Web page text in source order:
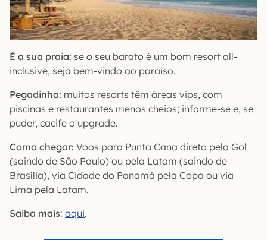
É a sua praia: se o seu barato é um bom resort all-
inclusive, seja bem-vindo ao paraíso.
Pegadinha: muitos resorts têm áreas vips, com
piscinas e restaurantes menos cheios; informe-se e, se
puder, cacife o upgrade.
Como chegar: Voos para Punta Cana direto pela Gol
(saindo de São Paulo) ou pela Latam (saindo de
Brasília), via Cidade do Panamá pela Copa ou via
Lima pela Latam.
Saiba mais: aqui.